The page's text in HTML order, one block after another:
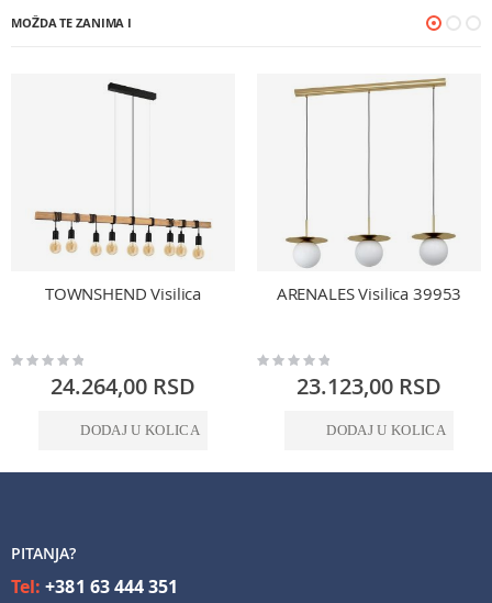
MOŽDA TE ZANIMA I
TOWNSHEND Visilica
Rating:
24.264,00 RSD
DODAJ U KOLICA
ARENALES Visilica 39953
Rating:
23.123,00 RSD
DODAJ U KOLICA
PITANJA?
Tel:+381 63 444 351